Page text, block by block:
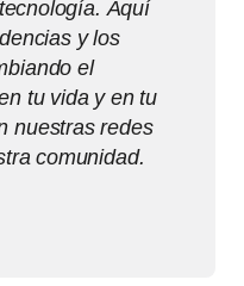
Aquí
y los
el
tu vida y en tu
nuestras redes
comunidad.